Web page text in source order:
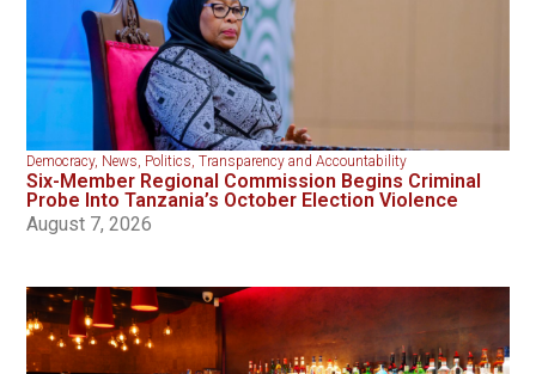
Democracy, News Politics ,Transparency and Accountability
Six-Member Regional Commission Begins Criminal
Probe Into Tanzania’s October Election Violence
August 7, 2026